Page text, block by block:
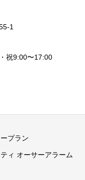
1
祝9:00〜17:00
プラン
ィ オーサーアラーム